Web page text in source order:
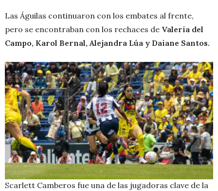
Las Águilas continuaron con los embates al frente,
pero se encontraban con los rechaces de Valeria del
Campo, Karol Bernal, Alejandra Lúa y Daiane Santos.
Scarlett Camberos fue una de las jugadoras clave de la